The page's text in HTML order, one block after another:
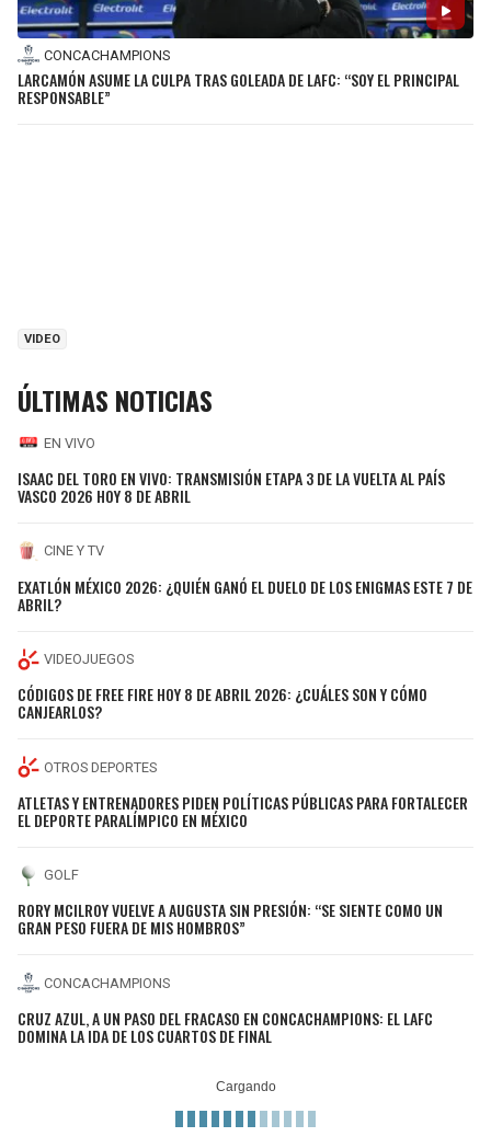
CONCACHAMPIONS
LARCAMÓN ASUME LA CULPA TRAS GOLEADA DE LAFC: “SOY EL PRINCIPAL
RESPONSABLE”
VIDEO
ÚLTIMAS NOTICIAS
EN VIVO
ISAAC DEL TORO EN VIVO: TRANSMISIÓN ETAPA 3 DE LA VUELTA AL PAÍS
VASCO 2026 HOY 8 DE ABRIL
CINE Y TV
EXATLÓN MÉXICO 2026: ¿QUIÉN GANÓ EL DUELO DE LOS ENIGMAS ESTE 7 DE
ABRIL?
VIDEOJUEGOS
CÓDIGOS DE FREE FIRE HOY 8 DE ABRIL 2026: ¿CUÁLES SON Y CÓMO
CANJEARLOS?
OTROS DEPORTES
ATLETAS Y ENTRENADORES PIDEN POLÍTICAS PÚBLICAS PARA FORTALECER
EL DEPORTE PARALÍMPICO EN MÉXICO
GOLF
RORY MCILROY VUELVE A AUGUSTA SIN PRESIÓN: “SE SIENTE COMO UN
GRAN PESO FUERA DE MIS HOMBROS”
CONCACHAMPIONS
CRUZ AZUL, A UN PASO DEL FRACASO EN CONCACHAMPIONS: EL LAFC
DOMINA LA IDA DE LOS CUARTOS DE FINAL